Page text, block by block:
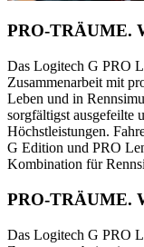
PRO-TRÄUME.
Das Logitech G PRO
Zusammenarbeit mit
Leben und in
sorgfältigst ausgefeilte
Höchstleistungen.
G Edition und PRO
Kombination für
PRO-TRÄUME.
Das Logitech G PRO